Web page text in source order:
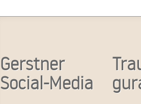
Gerstner
Social-Media